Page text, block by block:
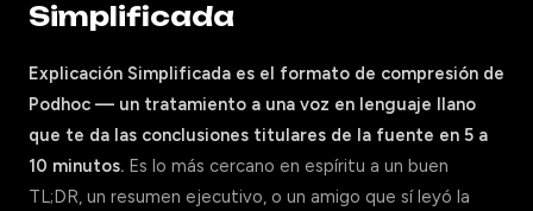
Simplificada
Explicación Simplificada es el formato de compresión de
Podhoc — un tratamiento a una voz en lenguaje llano
que te da las conclusiones titulares de la fuente en 5 a
10 minutos. Es lo más cercano en espíritu a un buen
TL;DR, un resumen ejecutivo, o un amigo que sí leyó la